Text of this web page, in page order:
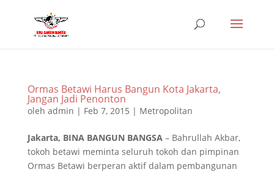
Ormas Betawi Harus Bangun Kota Jakarta,
Jangan Jadi Penonton
oleh admin | Feb 7, 2015 | Metropolitan
Jakarta, BINA BANGUN BANGSA– Bahrullah Akbar,
tokoh betawi meminta seluruh tokoh dan pimpinan
Ormas Betawi berperan aktif dalam pembangunan